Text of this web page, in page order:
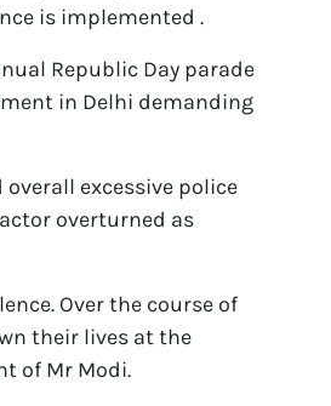
is implemented .
Republic Day parade
in Delhi demanding
excessive police
overturned as
Over the course of
their lives at the
of Mr Modi.